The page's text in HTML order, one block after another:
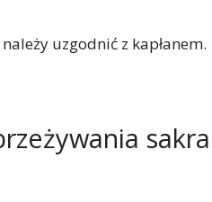
uzgodnić z kapłanem.